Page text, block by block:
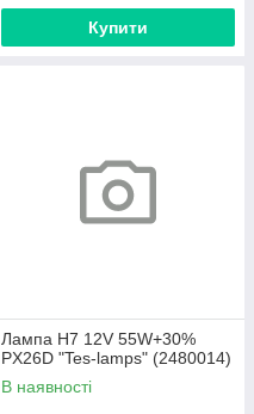
Купити
Лампа H7 12V 55W+30%
PX26D "Tes-lamps" (2480014)
В наявності